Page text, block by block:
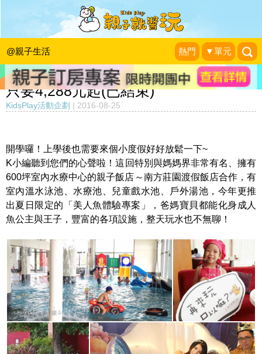
@親子生活 熱門 ▼單元
【天熱戲水，天冷泡湯！全方位渡假天
堂】水療SPAx美食饗宴x徜徉大草原x
夢幻美人魚體驗～南方莊園渡假飯店
只要4,288元起(已結束)
KidsPlay活動企劃 2016-08-25
開學囉！上學後也需要來個小度假好好放鬆一下~
K小編聽到您們的心聲啦！這回特別與媽媽界非常有名、擁有
600坪室內水療中心的親子飯店～南方莊園渡假飯店合作，有
室內溫水泳池、水療池、兒童戲水池、戶外湯池，今年更推
出夏日限定的「美人魚體驗專案」，爸媽寶貝都能化身成人
魚公主與王子，豐富的各項設施，整天玩水也不無聊！